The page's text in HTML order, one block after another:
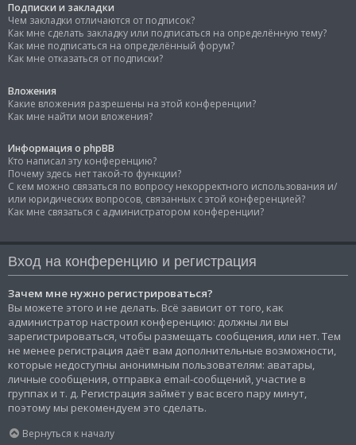
Подписки и закладки
Чем закладки отличаются от подписок?
Как мне сделать закладку или подписаться на определённую тему?
Как мне подписаться на определённый форум?
Как мне отказаться от подписки?
Вложения
Какие вложения разрешены на этой конференции?
Как мне найти мои вложения?
Информация о phpBB
Кто написал эту конференцию?
Почему здесь нет такой-то функции?
С кем можно связаться по вопросу некорректного использования и/
или юридических вопросов, связанных с этой конференцией?
Как мне связаться с администратором конференции?
Вход на конференцию и регистрация
Зачем мне нужно регистрироваться?
Вы можете этого и не делать. Всё зависит от того, как
администратор настроил конференцию: должны ли вы
зарегистрироваться, чтобы размещать сообщения, или нет. Тем
не менее регистрация даёт вам дополнительные возможности,
которые недоступны анонимным пользователям: аватары,
личные сообщения, отправка email-сообщений, участие в
группах и т. д. Регистрация займёт у вас всего пару минут,
поэтому мы рекомендуем это сделать.
Вернуться к началу